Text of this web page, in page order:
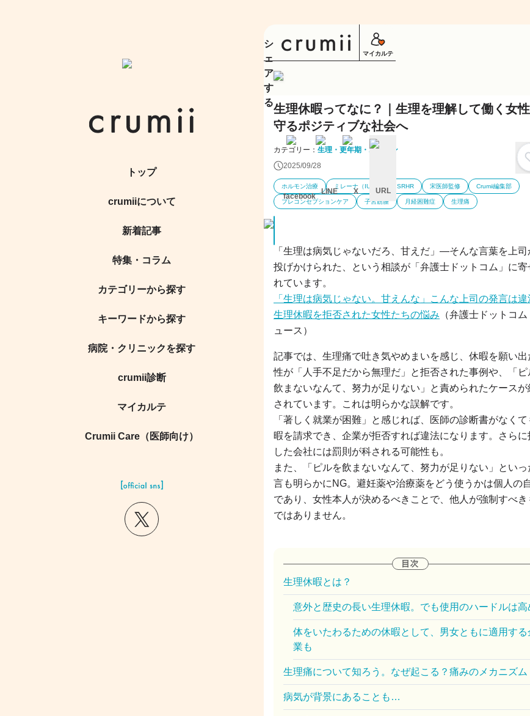
トップ
crumiiについて
新着記事
特集・コラム
カテゴリーから探す
キーワードから探す
病院・クリニックを探す
crumii診断
マイカルテ
Crumii Care（医師向け）
マイカルテ
生理休暇ってなに？｜生理を理解して働く女
守るポジティブな社会へ
カテゴリー： 生理・更年期・ホルモン
2025/09/28
ホルモン治療 ミレーナ（IUS） SRHR 宋医師監修 Crumii編集部
プレコンセプションケア 子宮筋腫 月経困難症 生理痛
「生理は病気じゃないだろ、甘えだ」―そんな言葉を上司
投げかけられた、という相談が「弁護士ドットコム」に寄
れています。
「生理は病気じゃない。甘えんな」こんな上司の発言は違
生理休暇を拒否された女性たちの悩み （弁護士ドットコム
ュース）
記事では、生理痛で吐き気やめまいを感じ、休暇を願い出
性が「人手不足だから無理だ」と拒否された事例や、「ピ
飲まないなんて、努力が足りない」と責められたケースが
されています。これは明らかな誤解です。
「著しく就業が困難」と感じれば、医師の診断書がなくて
暇を請求でき、企業が拒否すれば違法になります。さらに
した会社には罰則が科される可能性も。
また、「ピルを飲まないなんて、努力が足りない」といっ
言も明らかにNG。避妊薬や治療薬をどう使うかは個人の
であり、女性本人が決めるべきことで、他人が強制すべき
ではありません。
生理休暇とは？
意外と歴史の長い生理休暇。でも使用のハードルは高
体をいたわるための休暇として、男女ともに適用する
業も
生理痛について知ろう。なぜ起こる？痛みのメカニズム
病気が背景にあることも…
シ
ェ
ア
す
る
facebook
LINE X URL
キ
ャ
ン